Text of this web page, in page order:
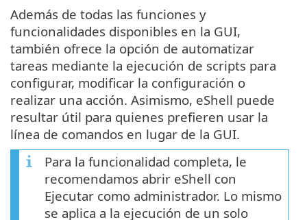
Además de todas las funciones y
funcionalidades disponibles en la GUI,
también ofrece la opción de automatizar
tareas mediante la ejecución de scripts para
configurar, modificar la configuración o
realizar una acción. Asimismo, eShell puede
resultar útil para quienes prefieren usar la
línea de comandos en lugar de la GUI.
Para la funcionalidad completa, le
recomendamos abrir eShell con
Ejecutar como administrador. Lo mismo
se aplica a la ejecución de un solo